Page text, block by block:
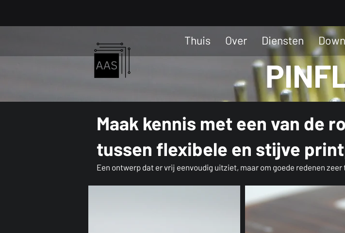
Maak kennis met een van de
tussen flexibele en stijve
Een ontwerp dat er vrij eenvoudig uitziet, maar om goede redenen
Thuis Over Diensten